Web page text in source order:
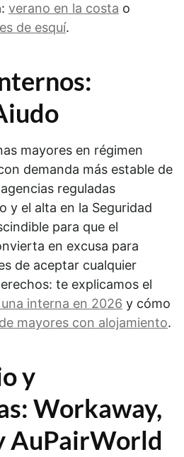
verano en la costa o
de esquí.
mayores en régimen
demanda más estable de
reguladas
y el alta en la Seguridad
para que el
en excusa para
de aceptar cualquier
te explicamos el
interna en 2026 y cómo
mayores con alojamiento.
y
Workaway,
AuPairWorld